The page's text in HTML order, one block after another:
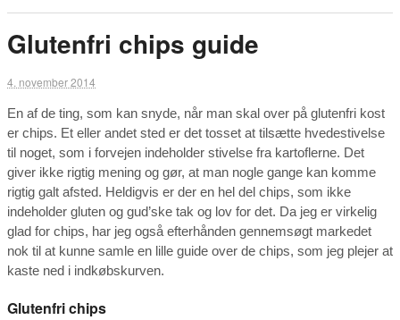
Glutenfri chips guide
4. november 2014
En af de ting, som kan snyde, når man skal over på glutenfri kost
er chips. Et eller andet sted er det tosset at tilsætte hvedestivelse
til noget, som i forvejen indeholder stivelse fra kartoflerne. Det
giver ikke rigtig mening og gør, at man nogle gange kan komme
rigtig galt afsted. Heldigvis er der en hel del chips, som ikke
indeholder gluten og gud’ske tak og lov for det. Da jeg er virkelig
glad for chips, har jeg også efterhånden gennemsøgt markedet
nok til at kunne samle en lille guide over de chips, som jeg plejer at
kaste ned i indkøbskurven.
Glutenfri chips